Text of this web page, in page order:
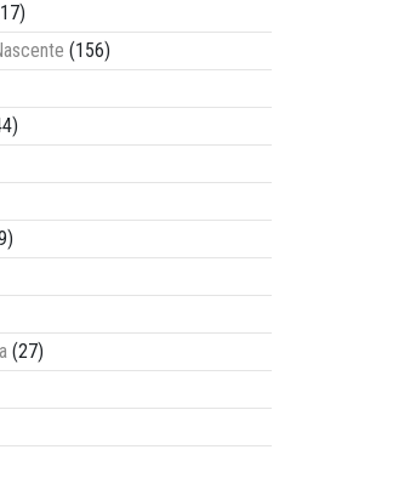
(156)
(27)